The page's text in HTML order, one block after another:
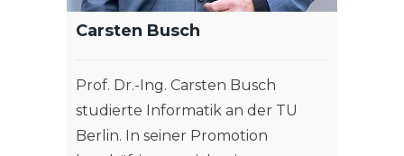
Carsten Busch
Prof. Dr.-Ing. Carsten Busch
studierte Informatik an der TU
Berlin. In seiner Promotion